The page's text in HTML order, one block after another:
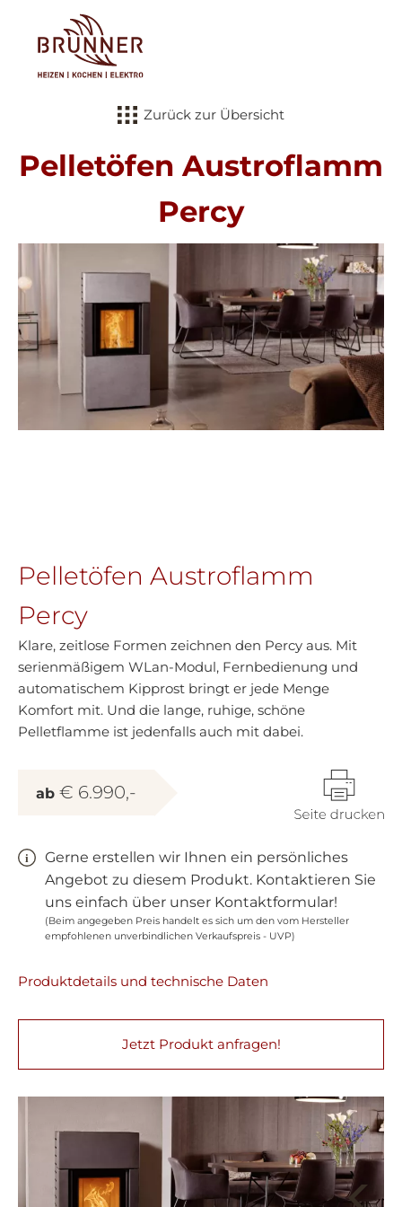
Zurück zur Übersicht
Pelletöfen Austroflamm
Percy
Pelletöfen Austroflamm
Percy
Klare, zeitlose Formen zeichnen den Percy aus. Mit
serienmäßigem WLan-Modul, Fernbedienung und
automatischem Kipprost bringt er jede Menge
Komfort mit. Und die lange, ruhige, schöne
Pelletflamme ist jedenfalls auch mit dabei.
ab € 6.990,-
Gerne erstellen wir Ihnen ein persönliches
Angebot zu diesem Produkt. Kontaktieren Sie
uns einfach über unser Kontaktformular!
(Beim angegeben Preis handelt es sich um den vom Hersteller
empfohlenen unverbindlichen Verkaufspreis - UVP)
Produktdetails und technische Daten
Jetzt Produkt anfragen!